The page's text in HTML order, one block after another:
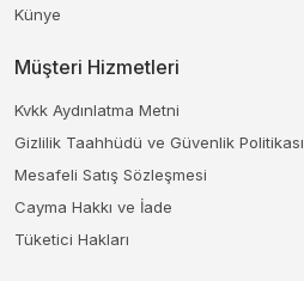
Künye
Müşteri Hizmetleri
Kvkk Aydınlatma Metni
Gizlilik Taahhüdü ve Güvenlik Politikası
Mesafeli Satış Sözleşmesi
Cayma Hakkı ve İade
Tüketici Hakları